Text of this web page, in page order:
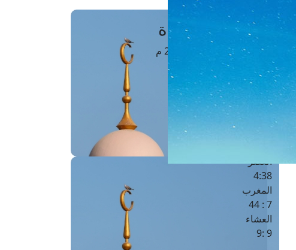
مَواقِيتُ الصَّـــلاة
القاهرة · 07 أغسطس 2026 م
الفجر
4 :41
الشروق
العصر
4:38
المغرب
7 : 44
العشاء
9 :9